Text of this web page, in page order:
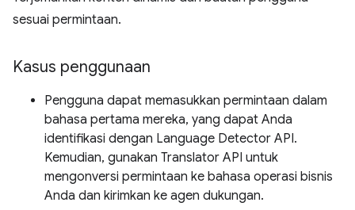
sesuai permintaan.
Kasus penggunaan
Pengguna dapat memasukkan permintaan dalam
bahasa pertama mereka, yang dapat Anda
identifikasi dengan Language Detector API.
Kemudian, gunakan Translator API untuk
mengonversi permintaan ke bahasa operasi bisnis
Anda dan kirimkan ke agen dukungan.